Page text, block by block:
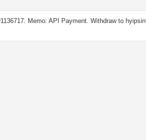
Memo: API Payment. Withdraw to